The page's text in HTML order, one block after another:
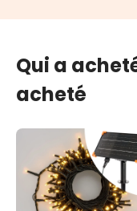
Qui a
acheté